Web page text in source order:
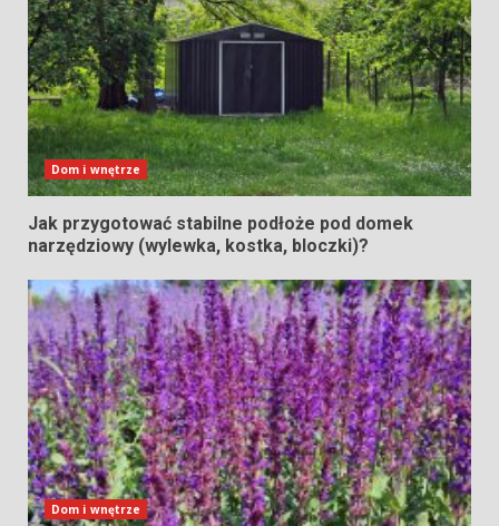
Dom i wnętrze
Jak przygotować stabilne podłoże pod domek
narzędziowy (wylewka, kostka, bloczki)?
Dom i wnętrze